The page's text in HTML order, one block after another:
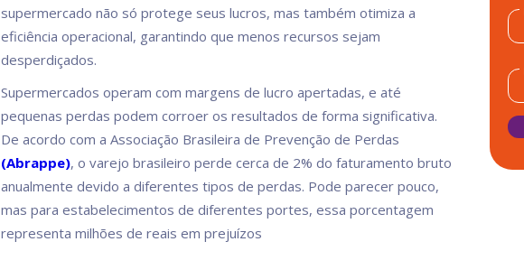
supermercado não só protege seus lucros, mas também otimiza a
eficiência operacional, garantindo que menos recursos sejam
desperdiçados.
Supermercados operam com margens de lucro apertadas, e até
pequenas perdas podem corroer os resultados de forma significativa.
De acordo com a Associação Brasileira de Prevenção de Perdas
(Abrappe), o varejo brasileiro perde cerca de 2% do faturamento bruto
anualmente devido a diferentes tipos de perdas. Pode parecer pouco,
mas para estabelecimentos de diferentes portes, essa porcentagem
representa milhões de reais em prejuízos